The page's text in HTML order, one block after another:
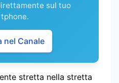
sul tuo
nel Canale
stretta nella stretta